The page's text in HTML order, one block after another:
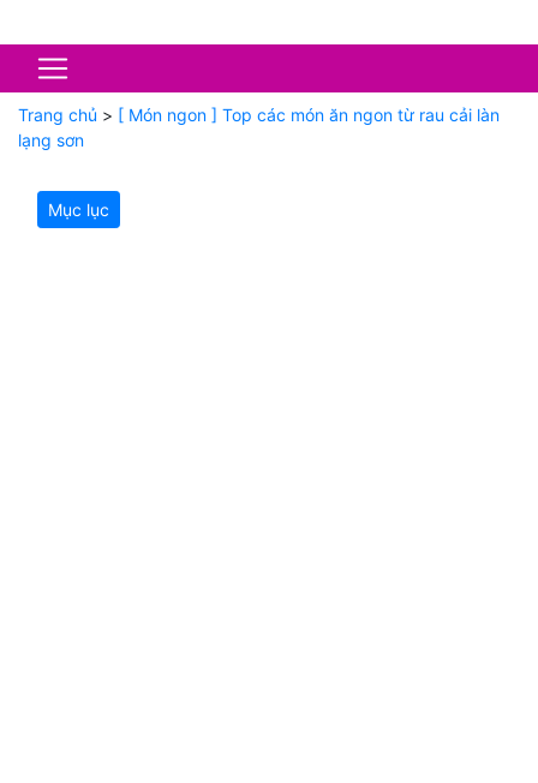
Trang chủ > [ Món ngon ] Top các món ăn ngon từ rau cải làn
lạng sơn
Mục lục